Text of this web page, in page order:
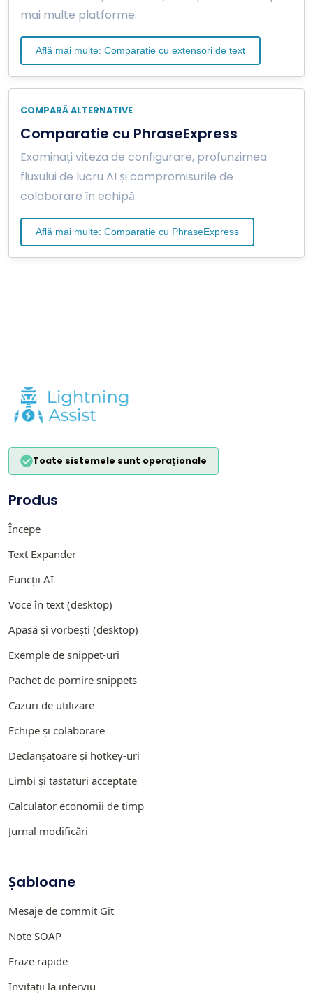
mai multe platforme.
Află mai multe: Comparatie cu extensori de text
COMPARĂ ALTERNATIVE
Comparatie cu PhraseExpress
Examinați viteza de configurare, profunzimea
fluxului de lucru AI și compromisurile de
colaborare în echipă.
Află mai multe: Comparatie cu PhraseExpress
Toate sistemele sunt operaționale
Produs
Începe
Text Expander
Funcții AI
Voce în text (desktop)
Apasă și vorbești (desktop)
Exemple de snippet-uri
Pachet de pornire snippets
Cazuri de utilizare
Echipe și colaborare
Declanșatoare și hotkey-uri
Limbi și tastaturi acceptate
Calculator economii de timp
Jurnal modificări
Șabloane
Mesaje de commit Git
Note SOAP
Fraze rapide
Invitații la interviu